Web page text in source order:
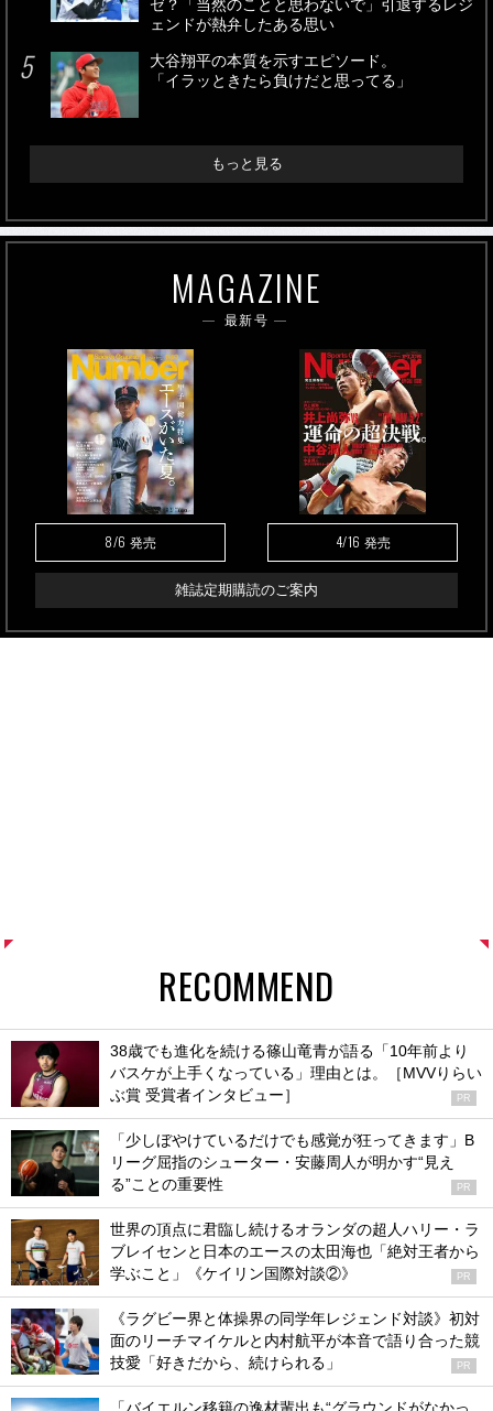
ゼ？「当然のことと思わないで」引退するレジ
ェンドが熱弁したある思い
大谷翔平の本質を示すエピソード。
「イラッときたら負けだと思ってる」
もっと見る
MAGAZINE
最新号
8/6 発売 4/16 発売
雑誌定期購読のご案内
RECOMMEND
38歳でも進化を続ける篠山竜青が語る「10年前より
バスケが上手くなっている」理由とは。［MVVりらい
ぶ賞 受賞者インタビュー］
PR
「少しぼやけているだけでも感覚が狂ってきます」B
リーグ屈指のシューター・安藤周人が明かす“見え
る”ことの重要性
PR
世界の頂点に君臨し続けるオランダの超人ハリー・ラ
ブレイセンと日本のエースの太田海也「絶対王者から
学ぶこと」《ケイリン国際対談②》
PR
《ラグビー界と体操界の同学年レジェンド対談》初対
面のリーチマイケルと内村航平が本音で語り合った競
技愛「好きだから、続けられる」
PR